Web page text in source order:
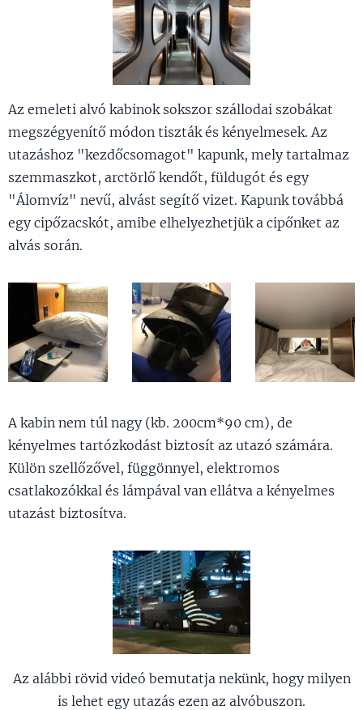
Az emeleti alvó kabinok sokszor szállodai szobákat
megszégyenítő módon tiszták és kényelmesek. Az
utazáshoz "kezdőcsomagot" kapunk, mely tartalmaz
szemmaszkot, arctörlő kendőt, füldugót és egy
"Álomvíz" nevű, alvást segítő vizet. Kapunk továbbá
egy cipőzacskót, amibe elhelyezhetjük a cipőnket az
alvás során.
A kabin nem túl nagy (kb. 200cm*90 cm), de
kényelmes tartózkodást biztosít az utazó számára.
Külön szellőzővel, függönnyel, elektromos
csatlakozókkal és lámpával van ellátva a kényelmes
utazást biztosítva.
Az alábbi rövid videó bemutatja nekünk, hogy milyen
is lehet egy utazás ezen az alvóbuszon.